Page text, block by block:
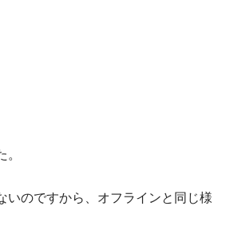
いのですから、オフラインと同じ様